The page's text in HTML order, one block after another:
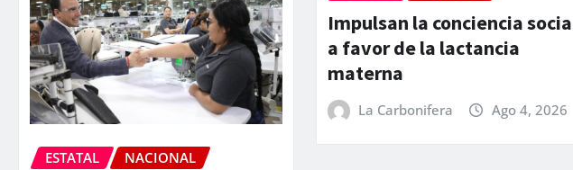
ESTATAL
NACIONAL
Impulsan la conciencia
a favor de la lactancia
materna
La Carbonifera Ago 4, 2026